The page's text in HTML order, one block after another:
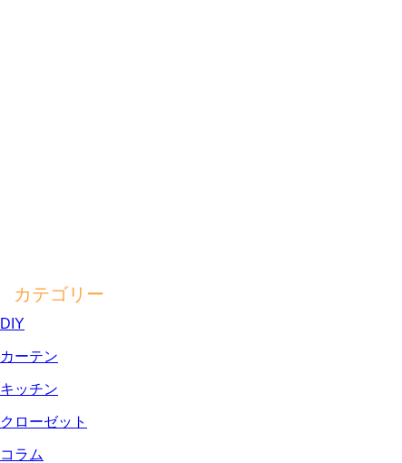
カテゴリー
DIY
カーテン
キッチン
クローゼット
コラム